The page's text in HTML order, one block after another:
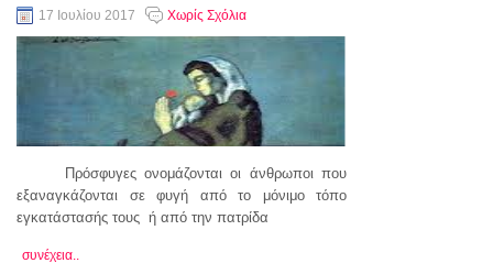
17 Ιουλίου 2017 Χωρίς Σχόλια
Πρόσφυγες ονομάζονται οι άνθρωποι που
εξαναγκάζονται σε φυγή από το μόνιμο τόπο
εγκατάστασής τους ή από την πατρίδα
συνέχεια..